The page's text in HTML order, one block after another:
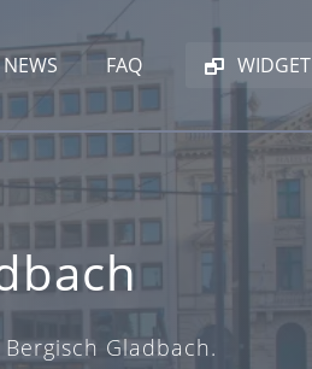
FAQ WIDGET
Gladbach.